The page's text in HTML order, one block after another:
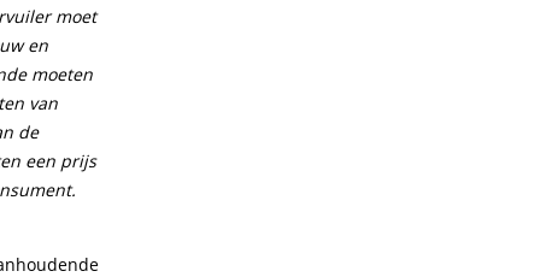
moet
en
moeten
van
de
een prijs